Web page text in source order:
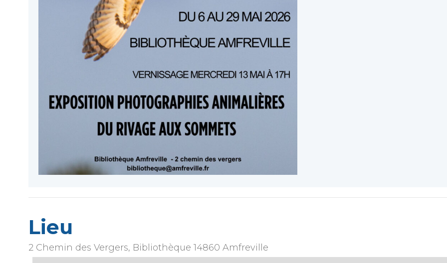
Lieu
2 Chemin des Vergers, Bibliothèque 14860 Amfreville